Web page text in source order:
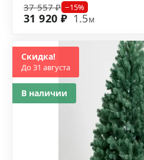
37 557 ₽ −15%
31 920 ₽ 1.5м
Скидка!
До 31 августа
В наличии